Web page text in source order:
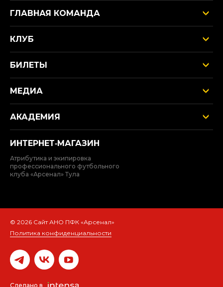
ГЛАВНАЯ КОМАНДА
КЛУБ
БИЛЕТЫ
МЕДИА
АКАДЕМИЯ
ИНТЕРНЕТ‑МАГАЗИН
Атрибутика и экипировка
профессионального футбольного
клуба «Арсенал» Тула
© 2026 Сайт АНО ПФК «Арсенал»
Политика конфиденциальности
Сделано в